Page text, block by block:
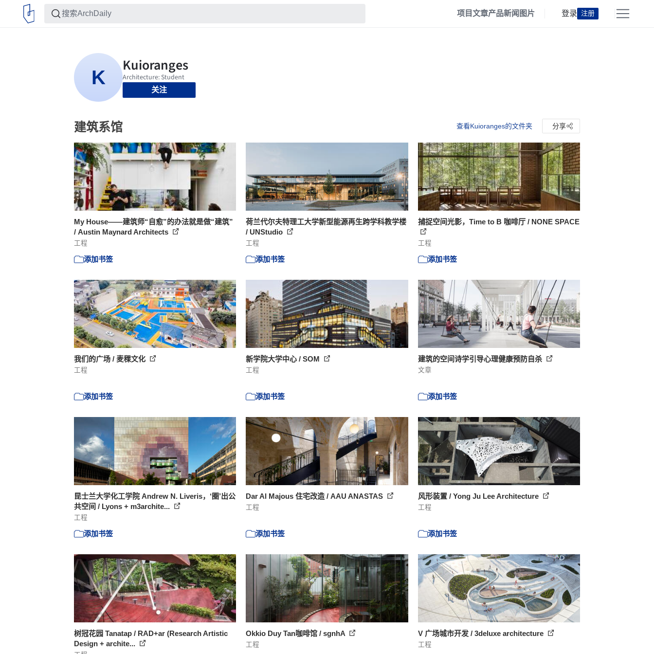
项目文章产品新闻 图片 登录 注册
关注
建筑系馆 查看Kuioranges的文件夹 分享
My House——建筑师“自愈”的办法就是做“建筑”
/ Austin Maynard Architects
工程
添加书签
荷兰代尔夫特理工大学新型能源再生跨学科教学楼
/ UNStudio
工程
添加书签
捕捉空间光影，Time to B 咖啡厅 / NONE SPACE
工程
添加书签
我们的广场 / 麦稞文化
工程
添加书签
新学院大学中心 / SOM
工程
添加书签
建筑的空间诗学引导心理健康预防自杀
文章
添加书签
昆士兰大学化工学院 Andrew N. Liveris，‘圈’出公
共空间 / Lyons + m3archite...
工程
添加书签
Dar Al Majous 住宅改造 / AAU ANASTAS
工程
添加书签
风形装置 / Yong Ju Lee Architecture
工程
添加书签
树冠花园 Tanatap / RAD+ar (Research Artistic
Design + archite...
Okkio Duy Tan咖啡馆 / sgnhA
工程
V 广场城市开发 / 3deluxe architecture
工程